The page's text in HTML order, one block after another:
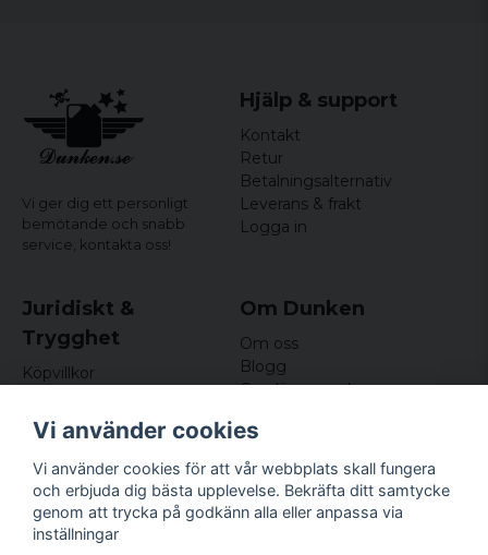
Vi ger dig ett personligt
bemötande och snabb
service, kontakta oss!
Hjälp & support
Kontakt
Retur
Betalningsalternativ
Leverans & frakt
Logga in
Juridiskt &
Trygghet
Köpvillkor
Om cookies
Om Dunken
Om oss
Blogg
Omdömen och
Nyhetsbrev
Kundklubb
Företagsuppgifter
Odd Sailor AB
Hamnplan 8, 29495
Vi använder cookies
Vi använder cookies för att vår webbplats skall fungera
och erbjuda dig bästa upplevelse. Bekräfta ditt samtycke
genom att trycka på godkänn alla eller anpassa via
inställningar